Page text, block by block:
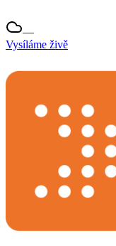
—
Vysíláme živě